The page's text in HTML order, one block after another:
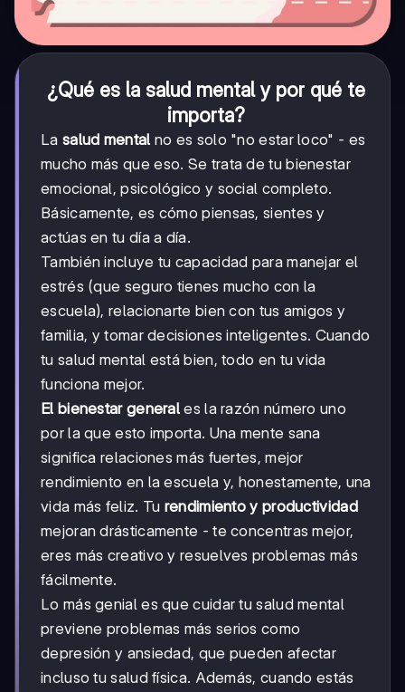
¿Qué es la salud mental y por qué te
importa?
La salud mental no es solo "no estar loco" - es
mucho más que eso. Se trata de tu bienestar
emocional, psicológico y social completo.
Básicamente, es cómo piensas, sientes y
actúas en tu día a día.
También incluye tu capacidad para manejar el
estrés (que seguro tienes mucho con la
escuela), relacionarte bien con tus amigos y
familia, y tomar decisiones inteligentes. Cuando
tu salud mental está bien, todo en tu vida
funciona mejor.
El bienestar general es la razón número uno
por la que esto importa. Una mente sana
significa relaciones más fuertes, mejor
rendimiento en la escuela y, honestamente, una
vida más feliz. Tu rendimiento y productividad
mejoran drásticamente - te concentras mejor,
eres más creativo y resuelves problemas más
fácilmente.
Lo más genial es que cuidar tu salud mental
previene problemas más serios como
depresión y ansiedad, que pueden afectar
incluso tu salud física. Además, cuando estás